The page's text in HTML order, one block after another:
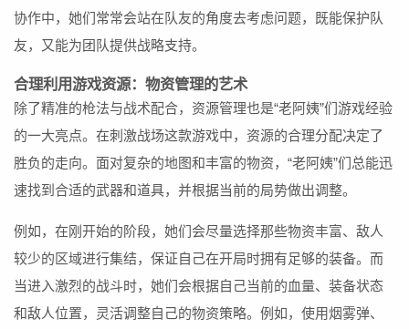
协作中，她们常常会站在队友的角度去考虑问题，既能保护队
友，又能为团队提供战略支持。
合理利用游戏资源：物资管理的艺术
除了精准的枪法与战术配合，资源管理也是“老阿姨”们游戏经验
的一大亮点。在刺激战场这款游戏中，资源的合理分配决定了
胜负的走向。面对复杂的地图和丰富的物资，“老阿姨”们总能迅
速找到合适的武器和道具，并根据当前的局势做出调整。
例如，在刚开始的阶段，她们会尽量选择那些物资丰富、敌人
较少的区域进行集结，保证自己在开局时拥有足够的装备。而
当进入激烈的战斗时，她们会根据自己当前的血量、装备状态
和敌人位置，灵活调整自己的物资策略。例如，使用烟雾弹、